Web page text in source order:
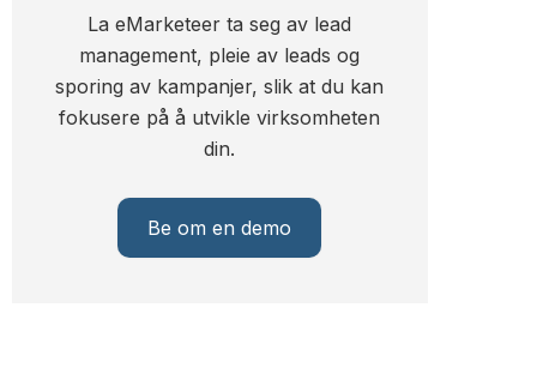
La eMarketeer ta seg av lead
management, pleie av leads og
sporing av kampanjer, slik at du kan
fokusere på å utvikle virksomheten
din.
Be om en demo